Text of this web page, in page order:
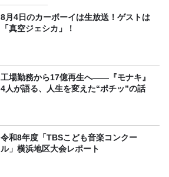
8月4日のカーボーイは生放送！ゲストは
「真空ジェシカ」！
工場勤務から17億再生へ——『モナキ』
4人が語る、人生を変えた“ポチッ”の話
令和8年度「TBSこども音楽コンクー
ル」横浜地区大会レポート